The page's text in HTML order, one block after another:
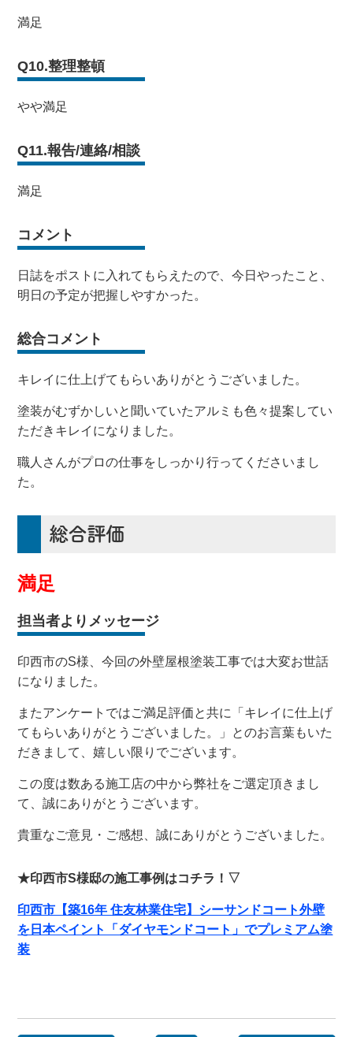
満足
Q10.整理整頓
やや満足
Q11.報告/連絡/相談
満足
コメント
日誌をポストに入れてもらえたので、今日やったこと、
明日の予定が把握しやすかった。
総合コメント
キレイに仕上げてもらいありがとうございました。
塗装がむずかしいと聞いていたアルミも色々提案してい
ただきキレイになりました。
職人さんがプロの仕事をしっかり行ってくださいまし
た。
総合評価
満足
担当者よりメッセージ
印西市のS様、今回の外壁屋根塗装工事では大変お世話
になりました。
またアンケートではご満足評価と共に「キレイに仕上げ
てもらいありがとうございました。」とのお言葉もいた
だきまして、嬉しい限りでございます。
この度は数ある施工店の中から弊社をご選定頂きまし
て、誠にありがとうございます。
貴重なご意見・ご感想、誠にありがとうございました。
★印西市S様邸の施工事例はコチラ！▽
印西市【築16年 住友林業住宅】シーサンドコート外壁
を日本ペイント「ダイヤモンドコート」でプレミアム塗
装